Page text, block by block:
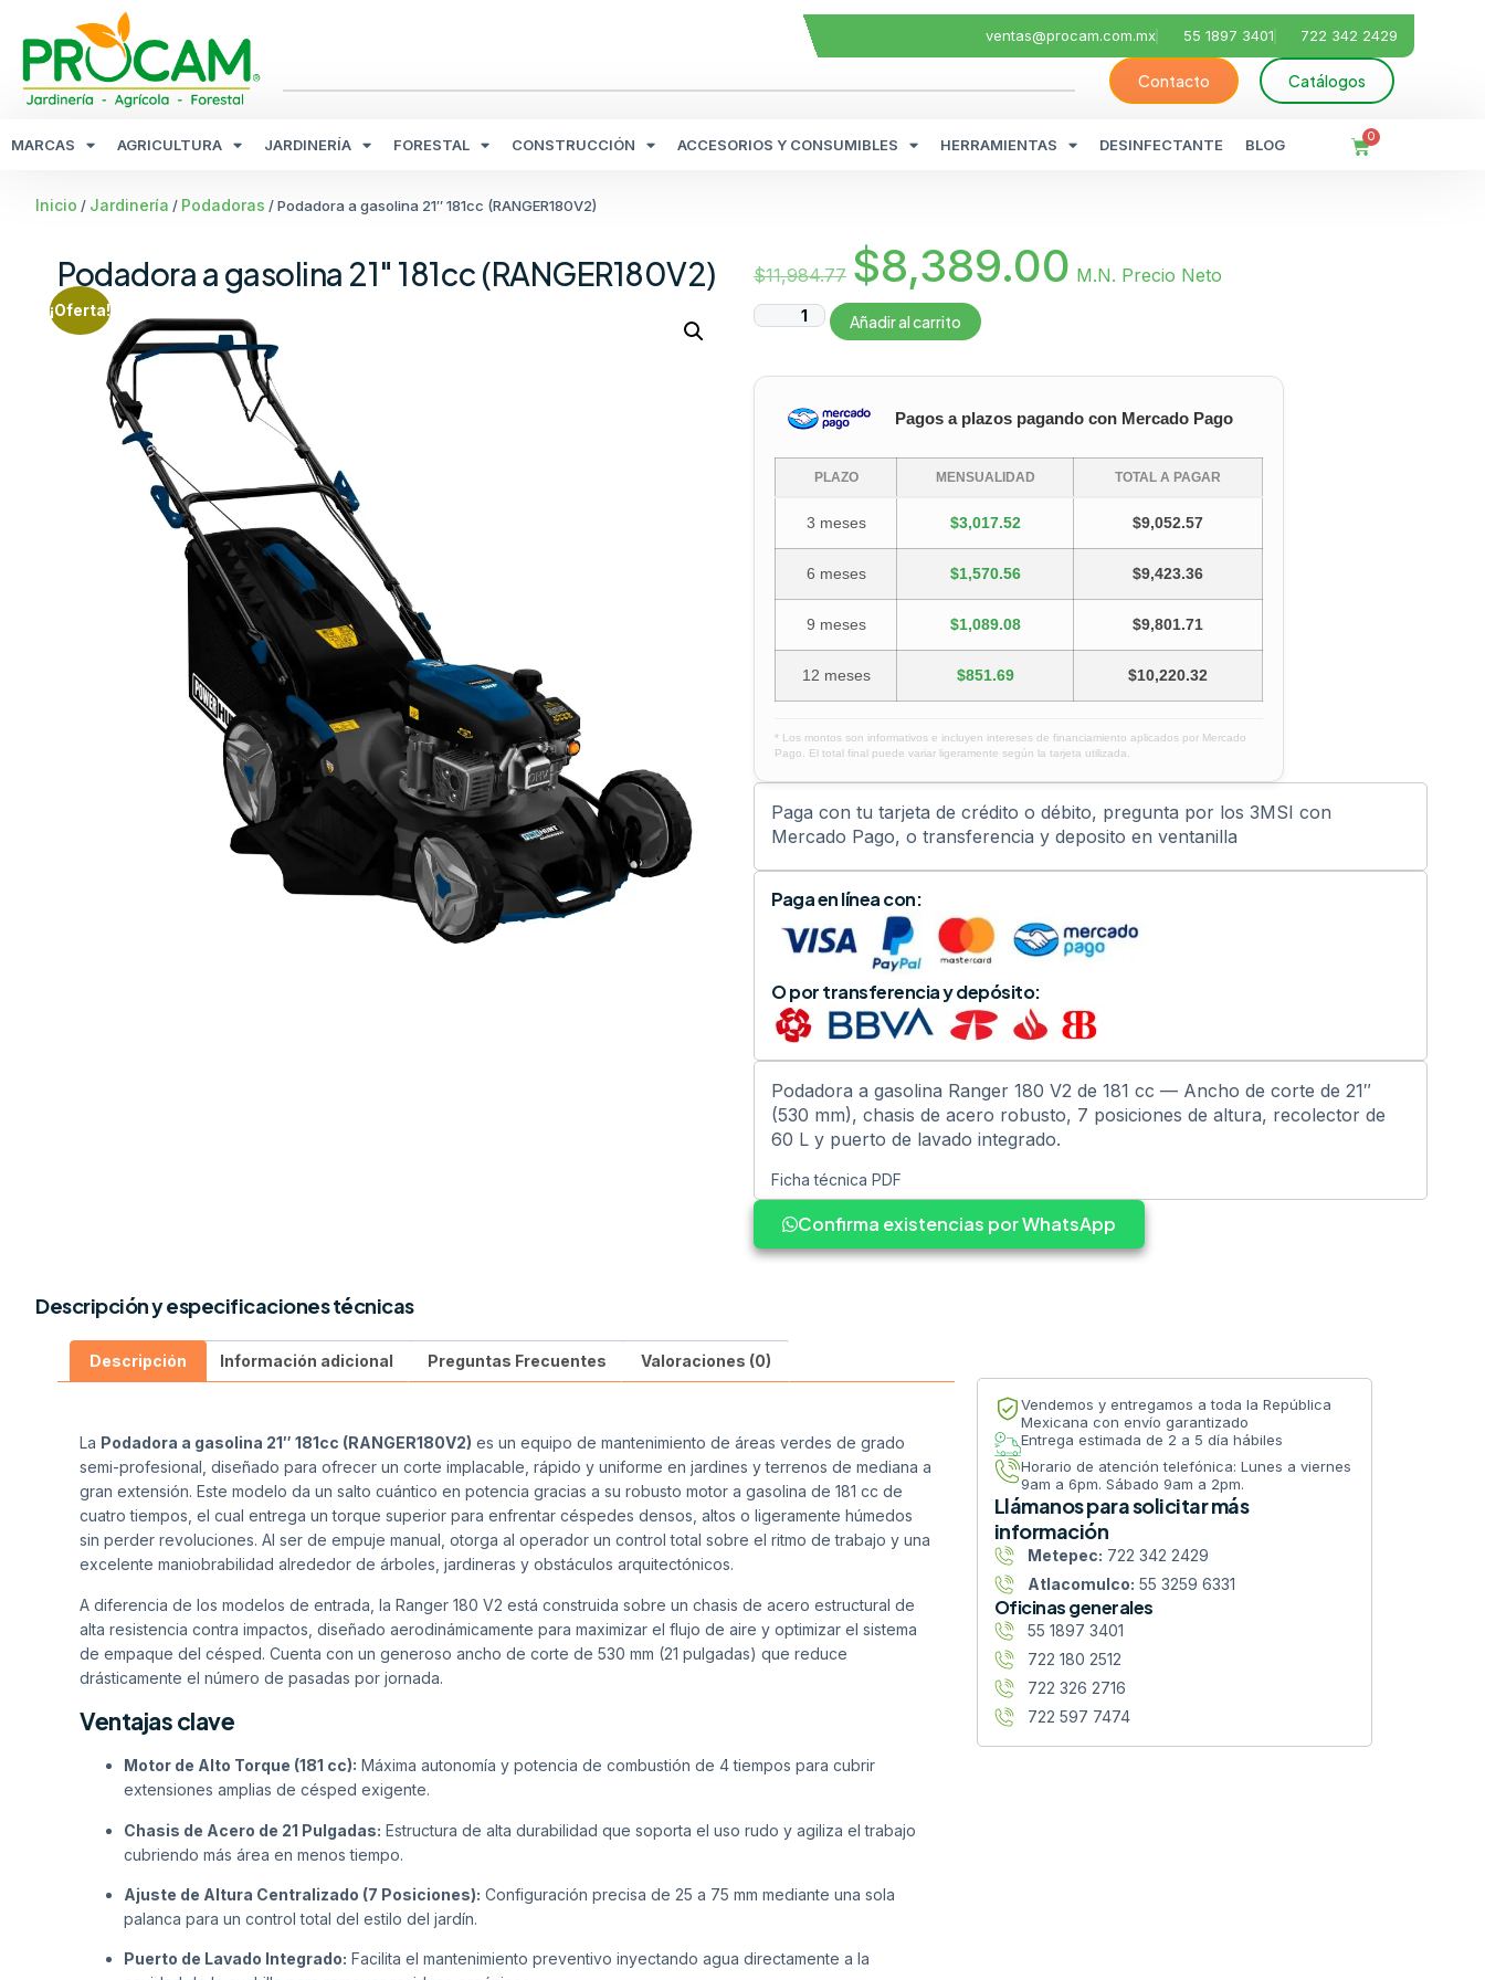
ventas@procam.com.mx 55 1897 3401 722 342 2429
Contacto Catálogos
MARCAS AGRICULTURA JARDINERÍA FORESTAL CONSTRUCCIÓN ACCESORIOS Y CONSUMIBLES HERRAMIENTAS DESINFECTANTE BLOG 0
Inicio / Jardinería / Podadoras / Podadora a gasolina 21″ 181cc (RANGER180V2)
Podadora a gasolina 21″ 181cc (RANGER180V2)
¡Oferta!
$11,984.77 $8,389.00 M.N. Precio Neto
Añadir al carrito
Pagos a plazos pagando con Mercado Pago
PLAZO MENSUALIDAD TOTAL A PAGAR
3 meses $3,017.52 $9,052.57
6 meses $1,570.56 $9,423.36
9 meses $1,089.08 $9,801.71
12 meses $851.69 $10,220.32
* Los montos son informativos e incluyen intereses de financiamiento aplicados por Mercado
Pago. El total final puede variar ligeramente según la tarjeta utilizada.
Paga con tu tarjeta de crédito o débito, pregunta por los 3MSI con
Mercado Pago, o transferencia y deposito en ventanilla
Paga en línea con:
O por transferencia y depósito:
Podadora a gasolina Ranger 180 V2 de 181 cc — Ancho de corte de 21″
(530 mm), chasis de acero robusto, 7 posiciones de altura, recolector de
60 L y puerto de lavado integrado.
Ficha técnica PDF
Confirma existencias por WhatsApp
Descripción y especificaciones técnicas
Descripción Información adicional Preguntas Frecuentes Valoraciones (0)
La Podadora a gasolina 21″ 181cc (RANGER180V2) es un equipo de mantenimiento de áreas verdes de grado
semi-profesional, diseñado para ofrecer un corte implacable, rápido y uniforme en jardines y terrenos de mediana a
gran extensión. Este modelo da un salto cuántico en potencia gracias a su robusto motor a gasolina de 181 cc de
cuatro tiempos, el cual entrega un torque superior para enfrentar céspedes densos, altos o ligeramente húmedos
sin perder revoluciones. Al ser de empuje manual, otorga al operador un control total sobre el ritmo de trabajo y una
excelente maniobrabilidad alrededor de árboles, jardineras y obstáculos arquitectónicos.
A diferencia de los modelos de entrada, la Ranger 180 V2 está construida sobre un chasis de acero estructural de
alta resistencia contra impactos, diseñado aerodinámicamente para maximizar el flujo de aire y optimizar el sistema
de empaque del césped. Cuenta con un generoso ancho de corte de 530 mm (21 pulgadas) que reduce
drásticamente el número de pasadas por jornada.
Ventajas clave
Motor de Alto Torque (181 cc): Máxima autonomía y potencia de combustión de 4 tiempos para cubrir
extensiones amplias de césped exigente.
Chasis de Acero de 21 Pulgadas: Estructura de alta durabilidad que soporta el uso rudo y agiliza el trabajo
cubriendo más área en menos tiempo.
Ajuste de Altura Centralizado (7 Posiciones): Configuración precisa de 25 a 75 mm mediante una sola
palanca para un control total del estilo del jardín.
Puerto de Lavado Integrado: Facilita el mantenimiento preventivo inyectando agua directamente a la
Vendemos y entregamos a toda la República
Mexicana con envío garantizado
Entrega estimada de 2 a 5 día hábiles
Horario de atención telefónica: Lunes a viernes
9am a 6pm. Sábado 9am a 2pm.
Llámanos para solicitar más
información
Metepec: 722 342 2429
Atlacomulco: 55 3259 6331
Oficinas generales
55 1897 3401
722 180 2512
722 326 2716
722 597 7474